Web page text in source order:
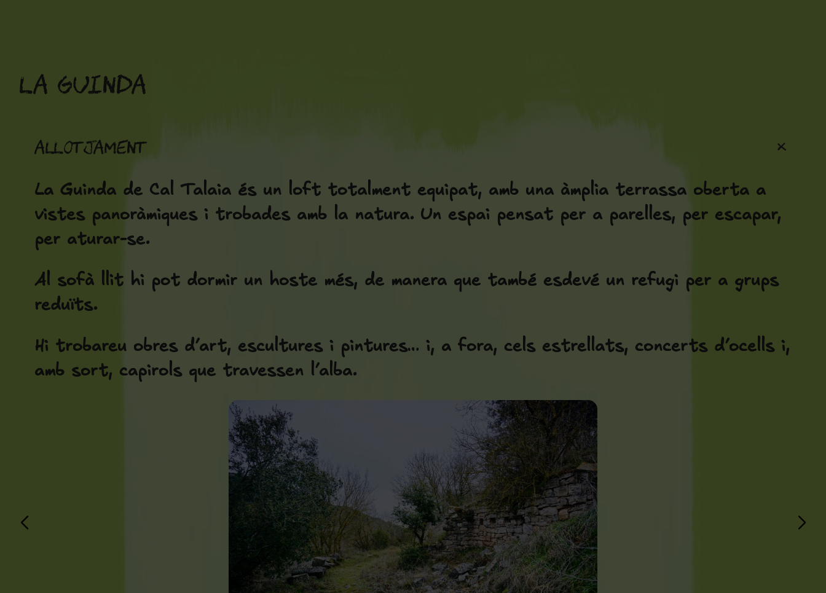
La Guinda
Allotjament +
La Guinda de Cal Talaia és un loft totalment equipat, amb una àmplia terrassa oberta a
vistes panoràmiques i trobades amb la natura. Un espai pensat per a parelles, per escapar,
per aturar-se.
Al sofà llit hi pot dormir un hoste més, de manera que també esdevé un refugi per a grups
reduïts.
Hi trobareu obres d’art, escultures i pintures… i, a fora, cels estrellats, concerts d’ocells i,
amb sort, capirols que travessen l’alba.